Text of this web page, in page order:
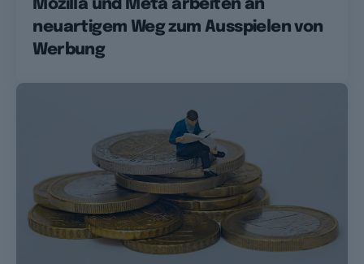
Mozilla und Meta arbeiten an
neuartigem Weg zum Ausspielen von
Werbung